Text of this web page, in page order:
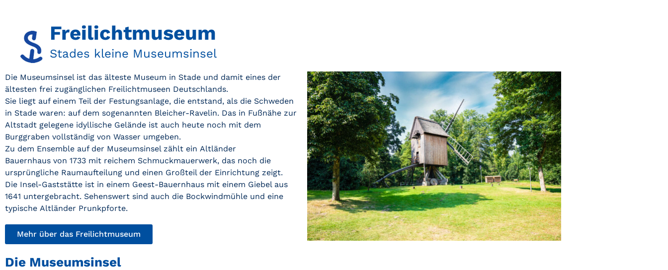
Freilichtmuseum
Stades kleine Museumsinsel
Die Museumsinsel ist das älteste Museum in Stade und damit eines der
ältesten frei zugänglichen Freilichtmuseen Deutschlands.
Sie liegt auf einem Teil der Festungsanlage, die entstand, als die Schweden
in Stade waren: auf dem sogenannten Bleicher-Ravelin. Das in Fußnähe zur
Altstadt gelegene idyllische Gelände ist auch heute noch mit dem
Burggraben vollständig von Wasser umgeben.
Zu dem Ensemble auf der Museumsinsel zählt ein Altländer
Bauernhaus von 1733 mit reichem Schmuckmauerwerk, das noch die
ursprüngliche Raumaufteilung und einen Großteil der Einrichtung zeigt.
Die Insel-Gaststätte ist in einem Geest-Bauernhaus mit einem Giebel aus
1641 untergebracht. Sehenswert sind auch die Bockwindmühle und eine
typische Altländer Prunkpforte.
Mehr über das Freilichtmuseum
Die Museumsinsel